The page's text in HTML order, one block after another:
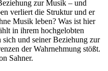
zur Musik – und
verliert die Struktur und er
Musik leben? Was ist hier
in ihrem hochgelobten
und seiner Beziehung zur
der Wahrnehmung stößt.
Sahner.